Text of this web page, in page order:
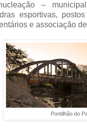
–
esportivas,
e associação
Pontilhão do